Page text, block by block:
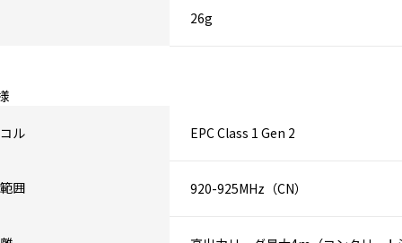
26g
ル EPC Class 1 Gen 2
囲 920-925MHz（CN）